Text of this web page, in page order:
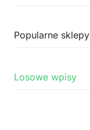
Popularne sklepy
Losowe wpisy